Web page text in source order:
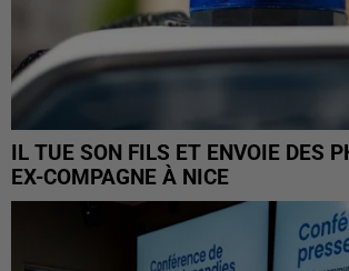
IL TUE SON FILS ET ENVOIE DES
EX-COMPAGNE À NICE